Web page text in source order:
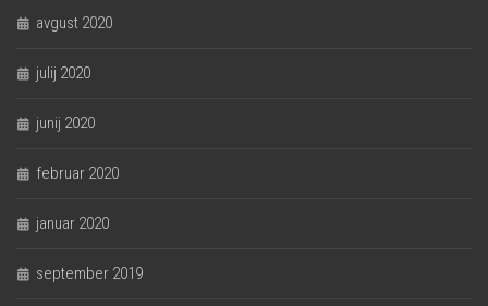
avgust 2020
julij 2020
junij 2020
februar 2020
januar 2020
september 2019